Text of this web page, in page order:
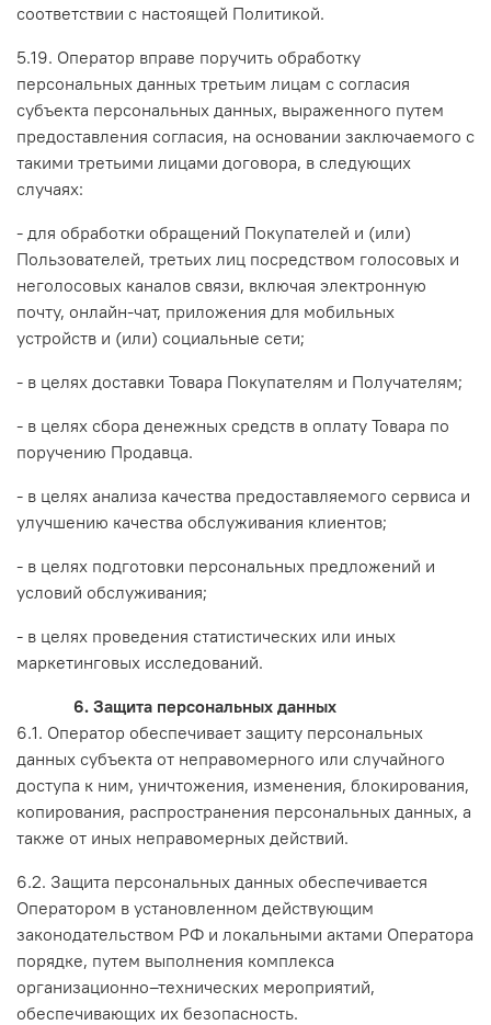
соответствии с настоящей Политикой.
5.19. Оператор вправе поручить обработку
персональных данных третьим лицам с согласия
субъекта персональных данных, выраженного путем
предоставления согласия, на основании заключаемого с
такими третьими лицами договора, в следующих
случаях:
- для обработки обращений Покупателей и (или)
Пользователей, третьих лиц посредством голосовых и
неголосовых каналов связи, включая электронную
почту, онлайн-чат, приложения для мобильных
устройств и (или) социальные сети;
- в целях доставки Товара Покупателям и Получателям;
- в целях сбора денежных средств в оплату Товара по
поручению Продавца.
- в целях анализа качества предоставляемого сервиса и
улучшению качества обслуживания клиентов;
- в целях подготовки персональных предложений и
условий обслуживания;
- в целях проведения статистических или иных
маркетинговых исследований.
6. Защита персональных данных
6.1. Оператор обеспечивает защиту персональных
данных субъекта от неправомерного или случайного
доступа к ним, уничтожения, изменения, блокирования,
копирования, распространения персональных данных, а
также от иных неправомерных действий.
6.2. Защита персональных данных обеспечивается
Оператором в установленном действующим
законодательством РФ и локальными актами Оператора
порядке, путем выполнения комплекса
организационно–технических мероприятий,
обеспечивающих их безопасность.